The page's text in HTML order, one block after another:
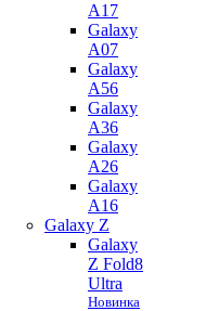
A17
Galaxy
A07
Galaxy
A56
Galaxy
A36
Galaxy
A26
Galaxy
A16
Galaxy Z
Galaxy
Z Fold8
Ultra
Новинка